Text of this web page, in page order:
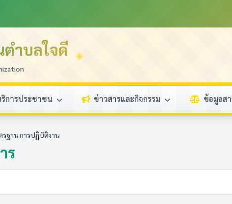
ำบลใจดี
การประชาชน ข่าวสารและกิจกรรม ข้อมูลส
ฐาน การปฏิบัติงาน
ร